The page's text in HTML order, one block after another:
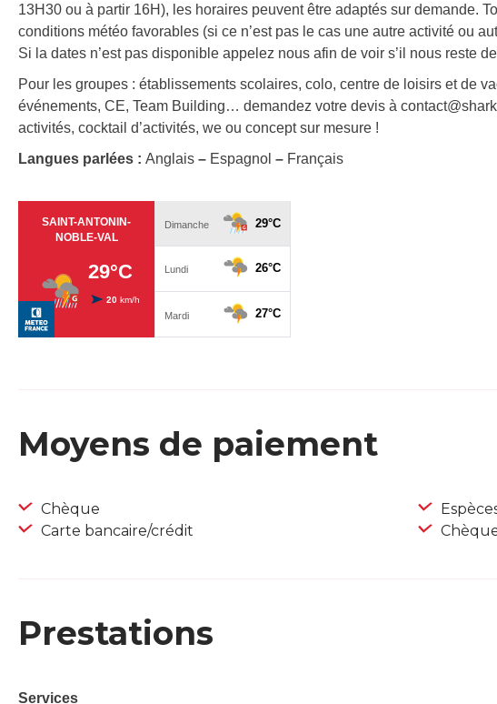
13H30 ou à partir 16H), les horaires peuvent être adaptés sur demande.
conditions météo favorables (si ce n’est pas le cas une autre activité ou
Si la dates n’est pas disponible appelez nous afin de voir s’il nous reste
Pour les groupes : établissements scolaires, colo, centre de loisirs et de
événements, CE, Team Building… demandez votre devis à
activités, cocktail d’activités, we ou concept sur mesure !
Langues parlées : Anglais – Espagnol – Français
Moyens de paiement
Chèque
Carte bancaire/crédit
Prestations
Services